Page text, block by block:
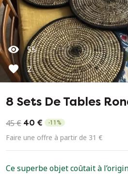
55
2
8 Sets De Tables
45 € 40 € -11 %
Faire une offre à partir de 31 €
Ce superbe objet coûtait à